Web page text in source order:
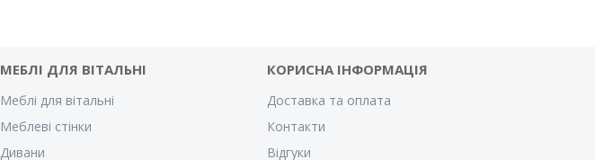
МЕБЛІ ДЛЯ ВІТАЛЬНІ
Меблі для вітальні
Меблеві стінки
Дивани
КОРИСНА ІНФОРМАЦІЯ
Доставка та оплата
Контакти
Відгуки